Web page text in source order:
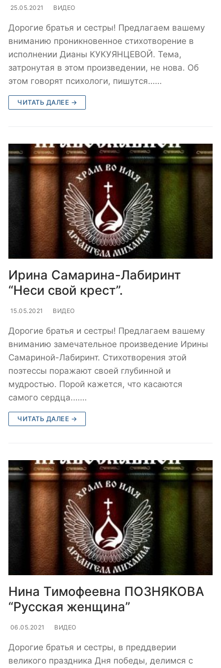
25.05.2021 ВИДЕО
Дорогие братья и сестры! Предлагаем вашему
вниманию проникновенное стихотворение в
исполнении Дианы КУКУЯНЦЕВОЙ. Тема,
затронутая в этом произведении, не нова. Об
этом говорят психологи, пишутся……
ЧИТАТЬ ДАЛЕЕ →
Ирина Самарина-Лабиринт
“Неси свой крест”.
15.05.2021 ВИДЕО
Дорогие братья и сестры! Предлагаем вашему
вниманию замечательное произведение Ирины
Самариной-Лабиринт. Стихотворения этой
поэтессы поражают своей глубинной и
мудростью. Порой кажется, что касаются
самого сердца.……
ЧИТАТЬ ДАЛЕЕ →
Нина Тимофеевна ПОЗНЯКОВА
“Русская женщина”
06.05.2021 ВИДЕО
Дорогие братья и сестры, в преддверии
великого праздника Дня победы, делимся с